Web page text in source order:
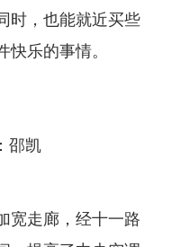
时，也能就近买些
乐的事情。
邵凯
宽走廊，经十一路